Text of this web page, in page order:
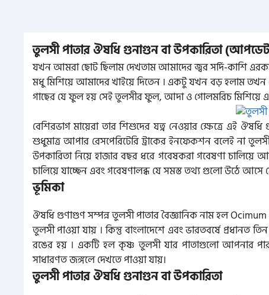
তুলসী পাতার ঔষধি গুনাগুন বা উপকারিতা
যখন আমরা ছোট ছিলাম দেখতাম আমাদের জ্বর সর্দি-কাশি
মধু মিশিয়ে আমাদের খাইয়ে দিতেন । একটু যখন বড় হলাম
গাছের যে ফুল হয় সেই তুলসীর ফুল, আদা ও গোলমরিচ মিশিয়ে
বেশিরভাগ মায়েরা তার শিশুদের যত্ন নেওয়ার ক্ষেত্রে এই
শুধুমাত্র আপার রেসপেরিটেরি ট্রাকের ইনফেকশন বলেই না
উপকারিতা নিয়ে হাজার বছর ধরে গবেষকরা গবেষণা চালিয়ে
চালিয়ে যাচ্ছেন এবং গবেষণালব্ধ যে সমস্ত তথ্য গুলো উঠে আসে
ভূমিকা
ঔষধি গুণাগুণ সম্পন্ন তুলসী পাতার বৈজ্ঞানিক নাম হল
তুলসী পাওয়া যায় । কিন্তু বাংলাদেশে এবং ভারতবর্ষে
রঙের হয় । একটি হল কৃষ্ণ তুলসী যার পাতাগুলো আপনার
সাধারণত জঙ্গলে দেখতে পাওয়া যায়।
তুলসী পাতার ঔষধি গুনাগুন বা উপকারিতা